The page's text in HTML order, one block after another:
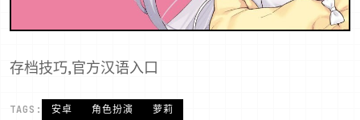
存档技巧,官方汉语入口
TAGS: 安卓 角色扮演 萝莉